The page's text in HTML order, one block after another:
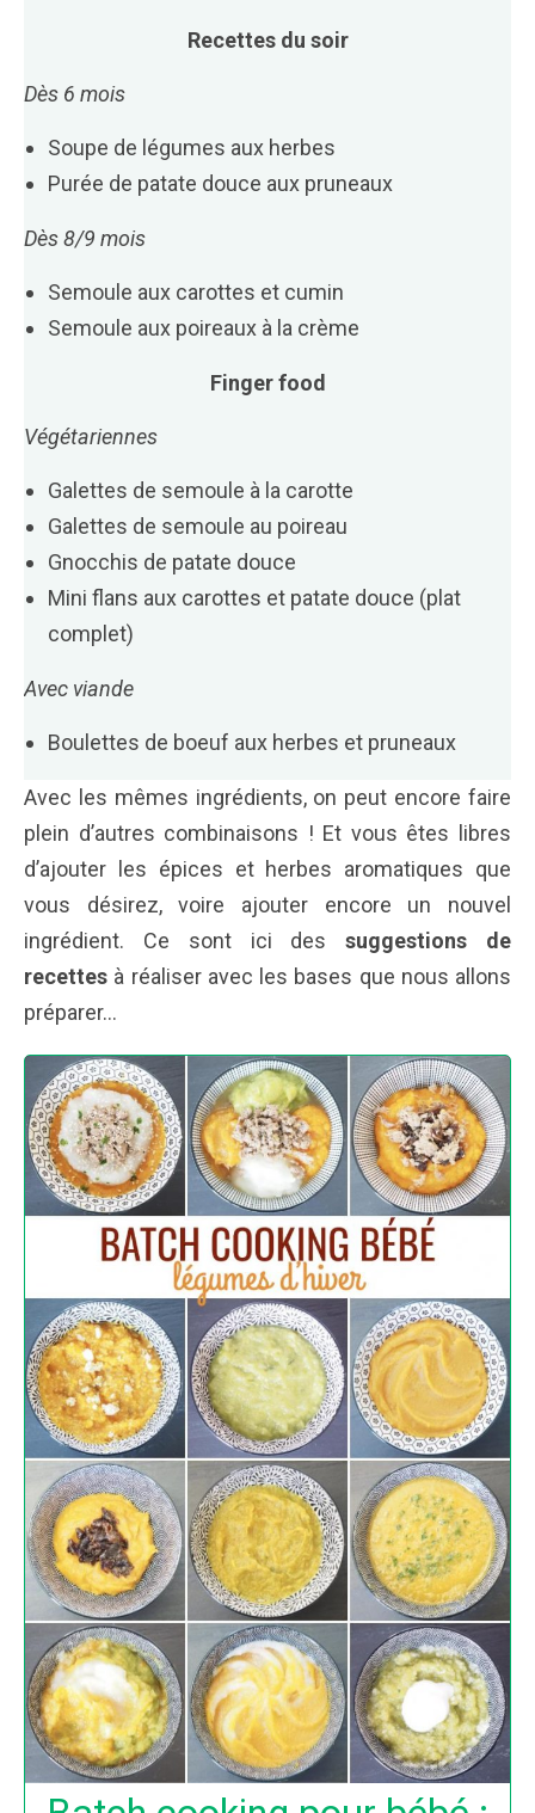
Recettes du soir
Dès 6 mois
Soupe de légumes aux herbes
Purée de patate douce aux pruneaux
Dès 8/9 mois
Semoule aux carottes et cumin
Semoule aux poireaux à la crème
Finger food
Végétariennes
Galettes de semoule à la carotte
Galettes de semoule au poireau
Gnocchis de patate douce
Mini flans aux carottes et patate douce (plat
complet)
Avec viande
Boulettes de boeuf aux herbes et pruneaux
Avec les mêmes ingrédients, on peut encore faire
plein d’autres combinaisons ! Et vous êtes libres
d’ajouter les épices et herbes aromatiques que
vous désirez, voire ajouter encore un nouvel
ingrédient. Ce sont ici dessuggestions de
recettes à réaliser avec les bases que nous allons
préparer…